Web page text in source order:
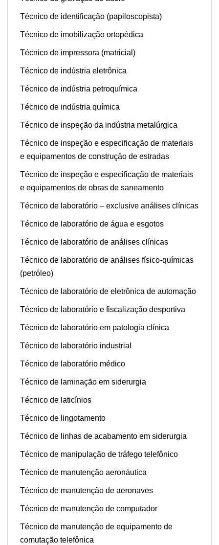
Técnico de identificação (papiloscopista)
Técnico de imobilização ortopédica
Técnico de impressora (matricial)
Técnico de indústria eletrônica
Técnico de indústria petroquímica
Técnico de indústria química
Técnico de inspeção da indústria metalúrgica
Técnico de inspeção e especificação de materiais
e equipamentos de construção de estradas
Técnico de inspeção e especificação de materiais
e equipamentos de obras de saneamento
Técnico de laboratório – exclusive análises clínicas
Técnico de laboratório de água e esgotos
Técnico de laboratório de análises clínicas
Técnico de laboratório de análises físico-químicas
(petróleo)
Técnico de laboratório de eletrônica de automação
Técnico de laboratório e fiscalização desportiva
Técnico de laboratório em patologia clínica
Técnico de laboratório industrial
Técnico de laboratório médico
Técnico de laminação em siderurgia
Técnico de laticínios
Técnico de lingotamento
Técnico de linhas de acabamento em siderurgia
Técnico de manipulação de tráfego telefônico
Técnico de manutenção aeronáutica
Técnico de manutenção de aeronaves
Técnico de manutenção de computador
Técnico de manutenção de equipamento de
comutação telefônica